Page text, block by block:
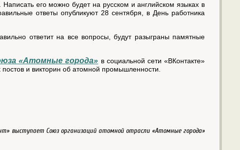
его можно будет на русском и английском языках в
ответы опубликуют 28 сентября, в День работника
ответит на все вопросы, будут разыграны памятные
«Атомные города» в социальной сети «ВКонтакте»
и викторин об атомной промышленности.
выступает Союз организаций атомной отрасли «Атомные города»